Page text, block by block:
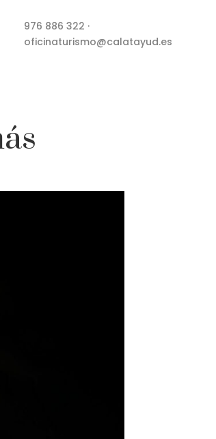
976 886 322 ·
oficinaturismo@calatayud.es